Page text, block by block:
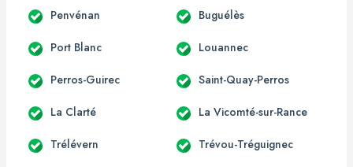
Penvénan Buguélès
Port Blanc Louannec
Perros-Guirec Saint-Quay-Perros
La Clarté La Vicomté-sur-Rance
Trélévern Trévou-Tréguignec